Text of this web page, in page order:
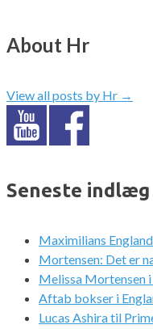
About Hr
View all posts by Hr →
Seneste indlæg
Maximilians
Mortensen: Det er
Melissa Mortensen
Aftab bokser i
Lucas Ashira til